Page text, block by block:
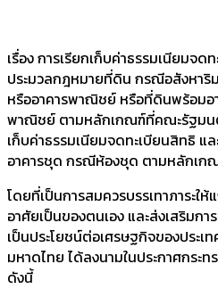
เรื่อง การเรียกเก็บค่าธรรมเนียมจ
ประมวลกฎหมายที่ดิน กรณีอสังหาริ
หรืออาคารพาณิชย์ หรือที่ดินพร้อมอ
พาณิชย์ ตามหลักเกณฑ์ที่คณะรัฐมนต
เก็บค่าธรรมเนียมจดทะเบียนสิทธิ
อาคารชุด กรณีห้องชุด ตามหลักเ
โดยที่เป็นการสมควรบรรเทาภาระใ
อาศัยเป็นของตนเอง และส่งเสริมก
เป็นประโยชน์ต่อเศรษฐกิจของประเ
มหาดไทย ได้ลงนามในประกาศกระ
ดังนี้